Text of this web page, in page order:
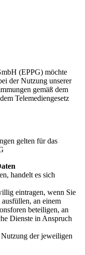
(EPPG) möchte
der Nutzung unserer
gemäß dem
Telemediengesetz
gelten für das
handelt es sich
eintragen, wenn Sie
an einem
beteiligen, an
Dienste in Anspruch
der jeweiligen